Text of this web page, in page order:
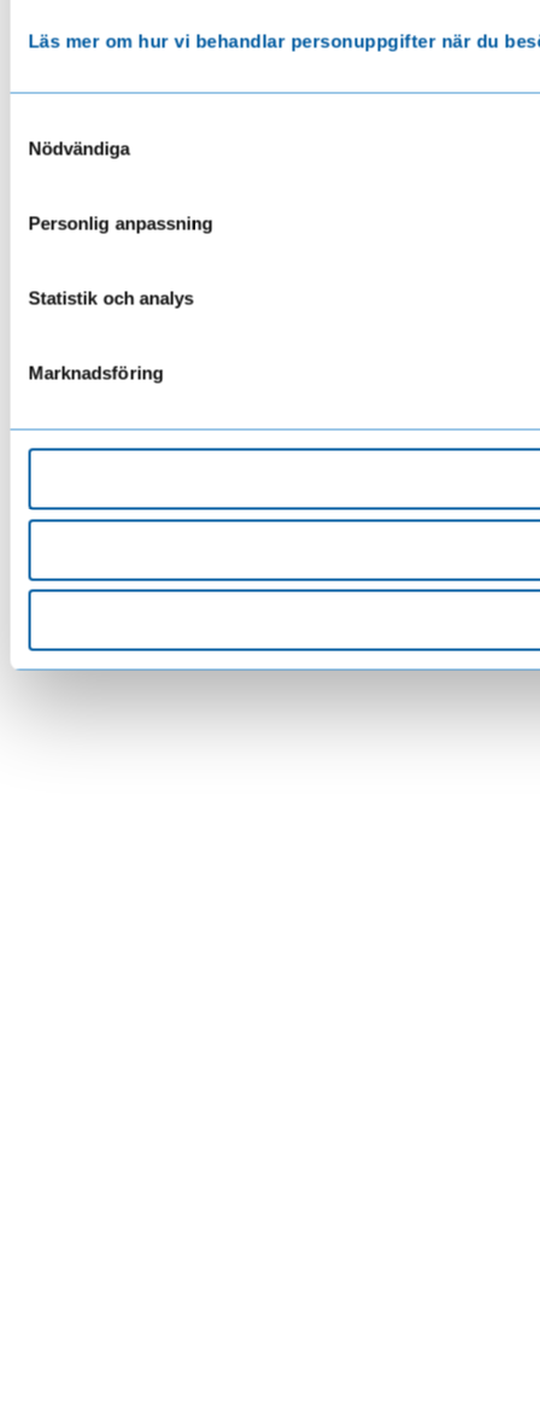
Läs mer om hur vi behandlar personuppgifter när du
Nödvändiga
Personlig anpassning
Statistik och analys
Marknadsföring